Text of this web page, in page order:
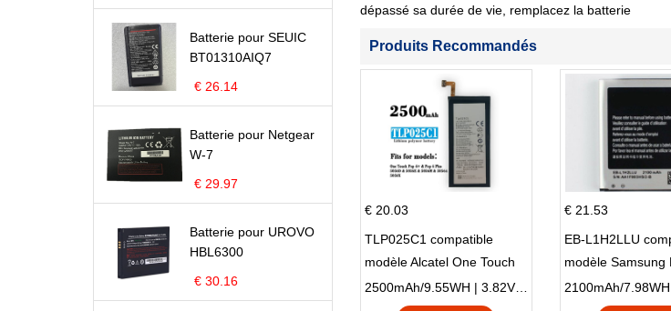
Batterie pour SEUIC
BT01310AIQ7
€ 26.14
Batterie pour Netgear
W-7
€ 29.97
Batterie pour UROVO
HBL6300
€ 30.16
dépassé sa durée de vie, remplacez la batterie
Produits Recommandés
€ 20.03
TLP025C1 compatible
modèle Alcatel One Touch
Pop 4 Plus OT-5056D
2500mAh/9.55WH | 3.82V | Li-ion ...
€ 21.53
EB-L1H2LLU
modèle Samsung
E210K i939